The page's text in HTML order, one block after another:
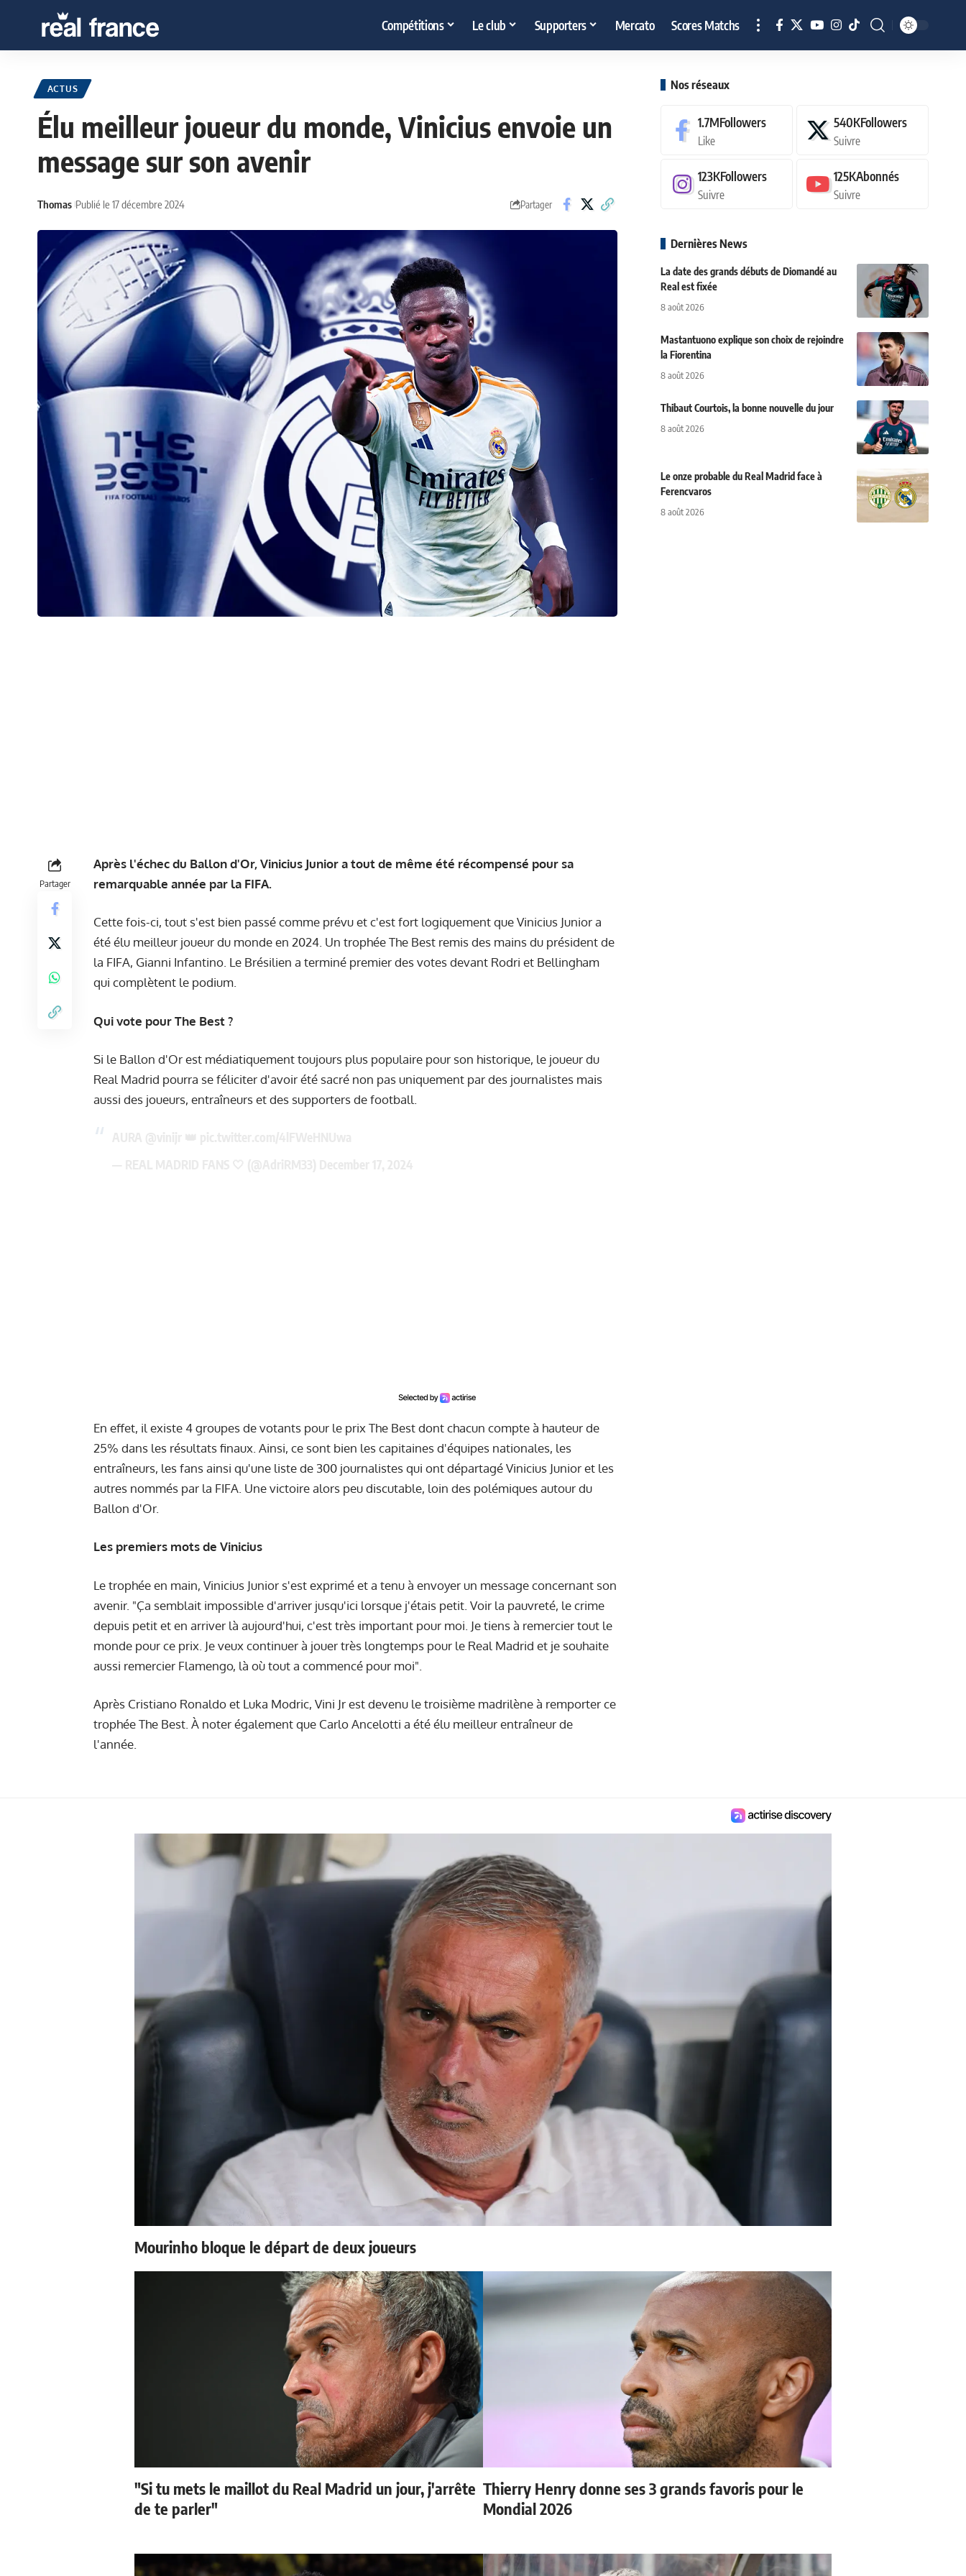
Compétitions Le club Supporters Mercato Scores Matchs
ACTUS
Élu meilleur joueur du monde, Vinicius envoie un
message sur son avenir
Thomas Publié le 17 décembre 2024 Partager
Partager
Après l'échec du Ballon d'Or, Vinicius Junior a tout de même été récompensé pour sa
remarquable année par la FIFA.
Cette fois-ci, tout s'est bien passé comme prévu et c'est fort logiquement que Vinicius Junior a
été élu meilleur joueur du monde en 2024. Un trophée The Best remis des mains du président de
la FIFA, Gianni Infantino. Le Brésilien a terminé premier des votes devant Rodri et Bellingham
qui complètent le podium.
Qui vote pour The Best ?
Si le Ballon d'Or est médiatiquement toujours plus populaire pour son historique, le joueur du
Real Madrid pourra se féliciter d'avoir été sacré non pas uniquement par des journalistes mais
aussi des joueurs, entraîneurs et des supporters de football.
En effet, il existe 4 groupes de votants pour le prix The Best dont chacun compte à hauteur de
25% dans les résultats finaux. Ainsi, ce sont bien les capitaines d'équipes nationales, les
entraîneurs, les fans ainsi qu'une liste de 300 journalistes qui ont départagé Vinicius Junior et les
autres nommés par la FIFA. Une victoire alors peu discutable, loin des polémiques autour du
Ballon d'Or.
Les premiers mots de Vinicius
Le trophée en main, Vinicius Junior s'est exprimé et a tenu à envoyer un message concernant son
avenir. "Ça semblait impossible d'arriver jusqu'ici lorsque j'étais petit. Voir la pauvreté, le crime
depuis petit et en arriver là aujourd'hui, c'est très important pour moi. Je tiens à remercier tout le
monde pour ce prix. Je veux continuer à jouer très longtemps pour le Real Madrid et je souhaite
aussi remercier Flamengo, là où tout a commencé pour moi".
Après Cristiano Ronaldo et Luka Modric, Vini Jr est devenu le troisième madrilène à remporter ce
trophée The Best. À noter également que Carlo Ancelotti a été élu meilleur entraîneur de
l'année.
Nos réseaux
1.7MFollowers
Like
540KFollowers
Suivre
123KFollowers
Suivre
125KAbonnés
Suivre
Dernières News
La date des grands débuts de Diomandé au
Real est fixée
8 août 2026
Mastantuono explique son choix de rejoindre
la Fiorentina
8 août 2026
Thibaut Courtois, la bonne nouvelle du jour
8 août 2026
Le onze probable du Real Madrid face à
Ferencvaros
8 août 2026
Mourinho bloque le départ de deux joueurs
"Si tu mets le maillot du Real Madrid un jour, j'arrête
de te parler"
Thierry Henry donne ses 3 grands favoris pour le
Mondial 2026